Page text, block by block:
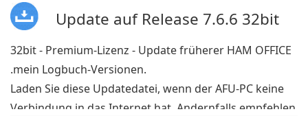
Update auf Release 7.6.6 32bit
32bit - Premium-Lizenz - Update früherer HAM OFFICE
.mein Logbuch-Versionen.
Laden Sie diese Updatedatei, wenn der AFU-PC keine
Verbindung in das Internet hat. Andernfalls empfehlen